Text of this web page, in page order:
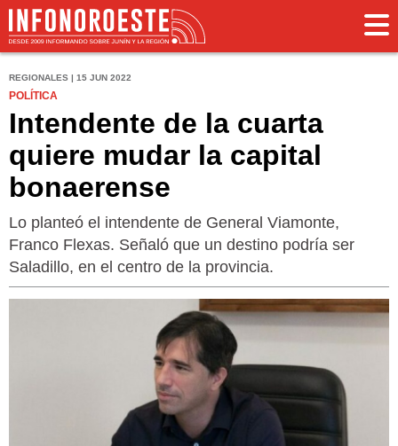
REGIONALES | 15 JUN 2022
POLÍTICA
Intendente de la cuarta
quiere mudar la capital
bonaerense
Lo planteó el intendente de General Viamonte,
Franco Flexas. Señaló que un destino podría ser
Saladillo, en el centro de la provincia.